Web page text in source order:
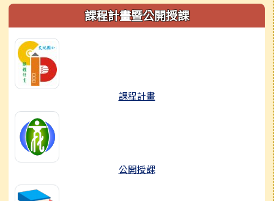
左邊區域內容課程計畫暨公開授課
課程計畫
公開授課